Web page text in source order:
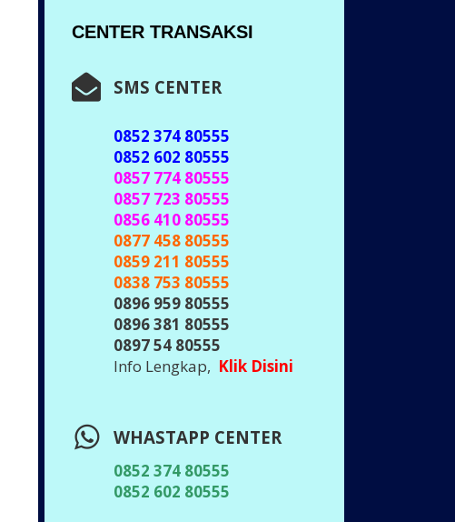
CENTER TRANSAKSI
SMS CENTER
0852 374 80555
0852 602 80555
0857 774 80555
0857 723 80555
0856 410 80555
0877 458 80555
0859 211 80555
0838 753 80555
0896 959 80555
0896 381 80555
0897 54 80555
Info Lengkap, Klik Disini
WHASTAPP CENTER
0852 374 80555
0852 602 80555